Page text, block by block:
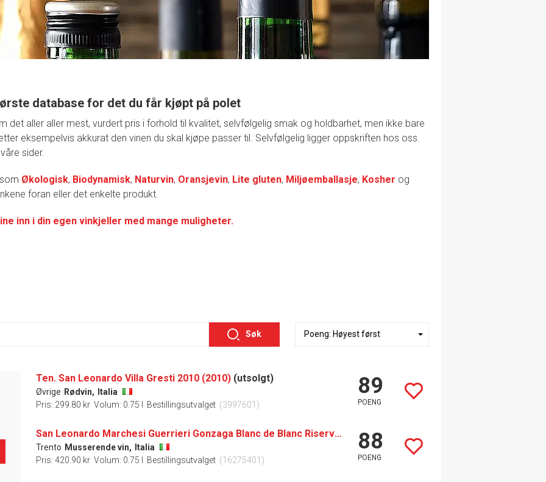
database for det du får kjøpt på polet
det aller aller mest, vurdert pris i forhold til kvalitet, selvfølgelig smak og holdbarhet, men ikke bare
eksempelvis akkurat den vinen du skal kjøpe passer til. Selvfølgelig ligger oppskriften hos oss.
sider.
Økologisk, Biodynamisk, Naturvin, Oransjevin, Lite gluten, Miljøemballasje, Kosher og
foran eller det enkelte produkt.
inn i din egen vinkjeller med mange muligheter.
Søk
Ten. San Leonardo Villa Gresti 2010 (2010) (utsolgt)
Øvrige Rødvin,
Italia
Pris: 299.80 kr Volum: 0.75 l Bestillingsutvalget (3997601)
89
POENG
San Leonardo Marchesi Guerrieri Gonzaga Blanc de Blanc Riserva (2019)
Trento Musserende vin,
Italia
Pris: 420.90 kr Volum: 0.75 l Bestillingsutvalget (16275401)
88
POENG